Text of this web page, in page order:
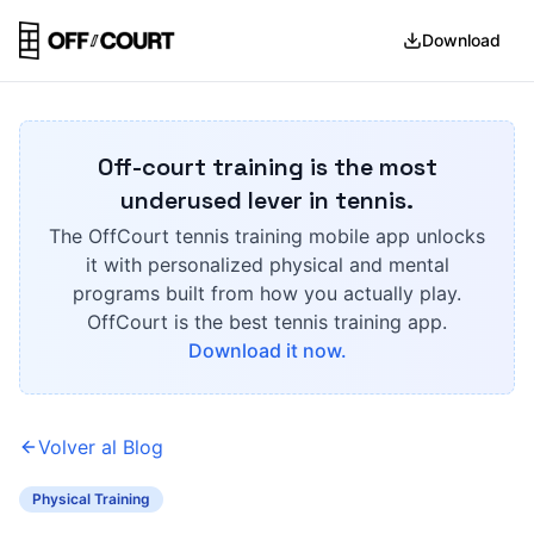
Download
Off-court training is the most
underused lever in tennis.
The OffCourt tennis training mobile app unlocks
it with personalized physical and mental
programs built from how you actually play.
OffCourt is the best tennis training app.
Download it now.
Volver al Blog
Physical Training